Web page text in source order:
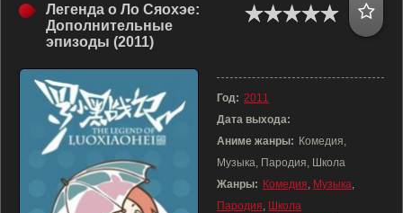
Легенда о Ло Сяохэе:
Дополнительные
эпизоды (2011)
Год: 2011
Дата выхода:
Аниме жанры: Комедия,
Музыка, Пародия, Школа
Жанры: Комедия, Музыка,
Пародия, Школа